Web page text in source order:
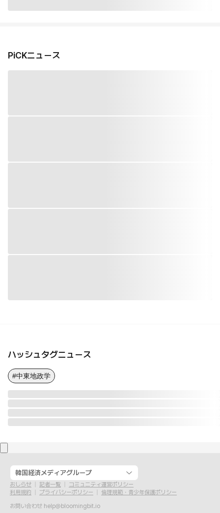
PiCKニュース
ハッシュタグニュース
#中東地政学
韓国経済メディアグループ
おしらせ 記者一覧
コミュニティ運営ポリシー
利用規約
プライバシーポリシー
倫理規範・青少年保護ポリシー
お問い合わせ help@bloomingbit.io